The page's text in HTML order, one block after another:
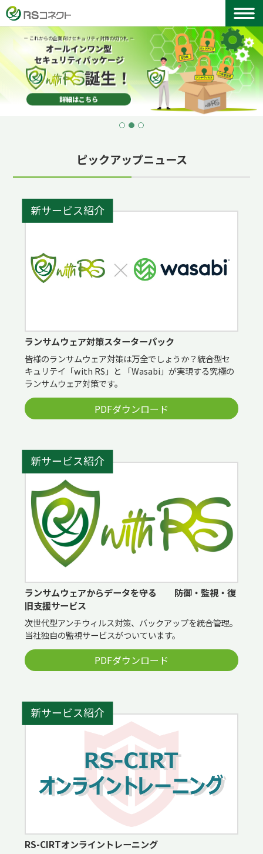
－ これからの企業向けセキュリティ対策の切り札 －
オールインワン型
セキュリティパッケージ
誕生！
詳細はこちら
ピックアップニュース
新サービス紹介
ランサムウェア対策スターターパック
皆様のランサムウェア対策は万全でしょうか？統合型セ
キュリテイ「with RS」と 「Wasabi」が実現する究極の
ランサムウェア対策です。
PDFダウンロード
新サービス紹介
ランサムウェアからデータを守る 防御・監視・復
旧支援サービス
次世代型アンチウィルス対策、バックアップを統合管理。
当社独自の監視サービスがついています。
PDFダウンロード
新サービス紹介
RS-CIRTオンライントレーニング